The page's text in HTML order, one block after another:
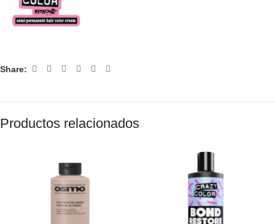
Share:
Productos relacionados